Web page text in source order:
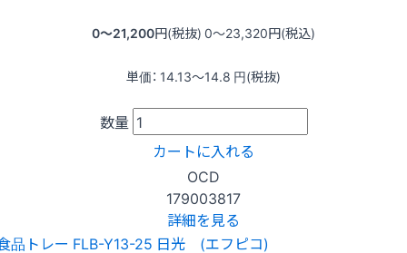
0〜21,200円(税抜) 0〜23,320円(税込)
単価： 14.13〜14.8 円(税抜)
数量
カートに入れる
OCD
179003817
詳細を見る